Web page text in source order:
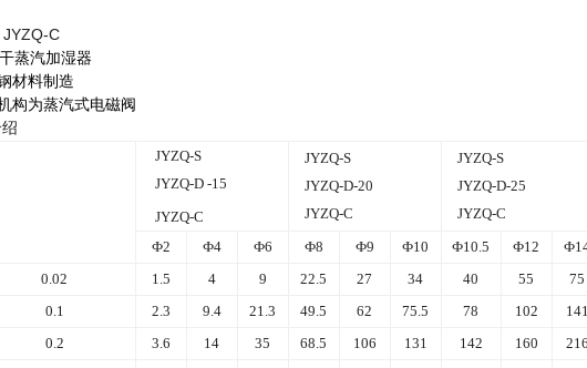
C
蒸汽加湿器
材料制造
构为蒸汽式电磁阀
JYZQ-S
JYZQ-D -15
JYZQ-C
JYZQ-S
JYZQ-D-20
JYZQ-C
JYZQ-S
JYZQ-D-25
JYZQ-C
Ф2
Ф4 Ф6 Ф8 Ф9 Ф10 Ф10.5 Ф12
0.02
1.5 4 9 22.5 27 34 40 55 75
0.1
2.3 9.4 21.3 49.5 62 75.5 78 102 141
0.2
3.6 14 35 68.5 106 131 142 160 216